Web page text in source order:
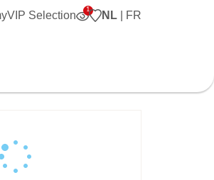
Selection NL FR